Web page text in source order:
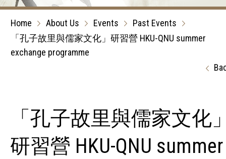
Home About Us Events
Past Events
「孔子故里與儒家文化」研習營 HKU-QNU summer
exchange programme
「孔子故里與儒家文化
研習營 HKU-QNU summer